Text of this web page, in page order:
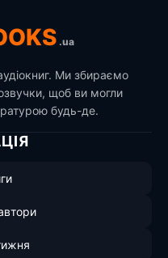
.ua
аудіокниг. Ми збираємо
щоб ви могли
будь-де.